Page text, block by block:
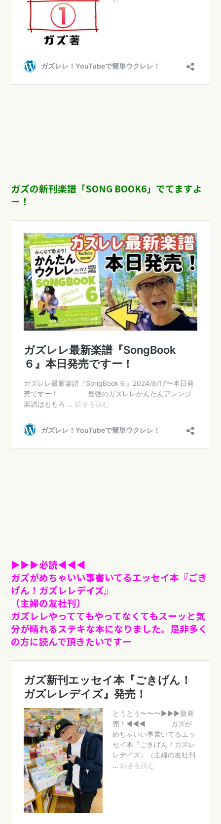
ガズの新刊楽譜「SONG BOOK6」でてますよ
ー！
▶︎▶︎▶︎必読◀︎︎︎︎︎︎◀︎◀︎
ガズがめちゃいい事書いてるエッセイ本『ごき
げん！ガズレレデイズ』
（主婦の友社刊）
ガズレレやっててもやってなくてもスーッと気
分が晴れるステキな本になりました。 是非多く
の方に読んで頂きたいですー